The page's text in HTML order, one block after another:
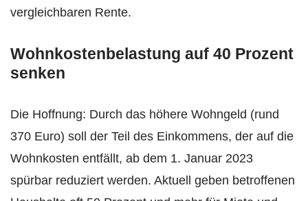
vergleichbaren Rente.
Wohnkostenbelastung auf 40 Prozent
senken
Die Hoffnung: Durch das höhere Wohngeld (rund
370 Euro) soll der Teil des Einkommens, der auf die
Wohnkosten entfällt, ab dem 1. Januar 2023
spürbar reduziert werden. Aktuell geben betroffenen